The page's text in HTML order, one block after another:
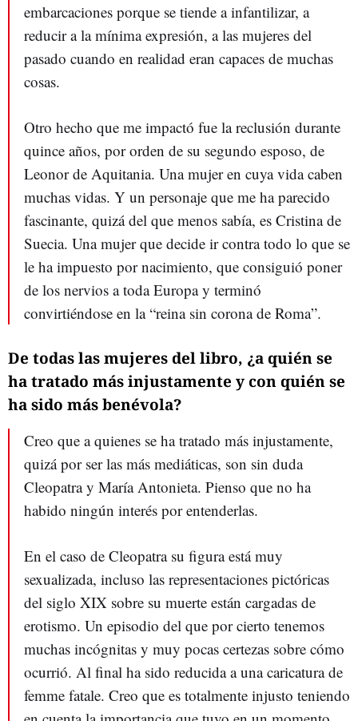
embarcaciones porque se tiende a infantilizar, a
reducir a la mínima expresión, a las mujeres del
pasado cuando en realidad eran capaces de muchas
cosas.
Otro hecho que me impactó fue la reclusión durante
quince años, por orden de su segundo esposo, de
Leonor de Aquitania. Una mujer en cuya vida caben
muchas vidas. Y un personaje que me ha parecido
fascinante, quizá del que menos sabía, es Cristina de
Suecia. Una mujer que decide ir contra todo lo que se
le ha impuesto por nacimiento, que consiguió poner
de los nervios a toda Europa y terminó
convirtiéndose en la “reina sin corona de Roma”.
De todas las mujeres del libro, ¿a quién se
ha tratado más injustamente y con quién se
ha sido más benévola?
Creo que a quienes se ha tratado más injustamente,
quizá por ser las más mediáticas, son sin duda
Cleopatra y María Antonieta. Pienso que no ha
habido ningún interés por entenderlas.
En el caso de Cleopatra su figura está muy
sexualizada, incluso las representaciones pictóricas
del siglo XIX sobre su muerte están cargadas de
erotismo. Un episodio del que por cierto tenemos
muchas incógnitas y muy pocas certezas sobre cómo
ocurrió. Al final ha sido reducida a una caricatura de
femme fatale. Creo que es totalmente injusto teniendo